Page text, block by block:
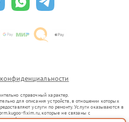
справочный характер.
для описания устройств, в отношении которых
услуги по ремонту. Услуги оказываются в
fixim.ru, которые не связаны с
их официальными представителями.